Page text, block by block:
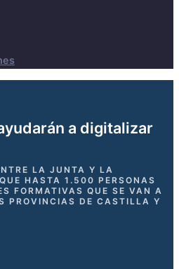
a digitalizar
LA JUNTA Y LA
HASTA 1.500 PERSONAS
FORMATIVAS QUE SE VAN A
PROVINCIAS DE CASTILLA Y